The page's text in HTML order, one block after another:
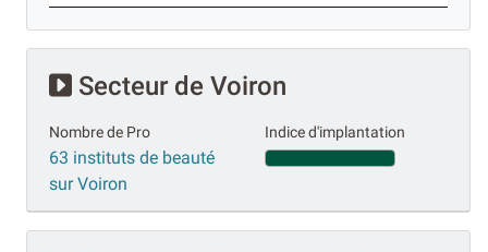
Secteur de Voiron
Nombre de Pro
63 instituts de beauté
sur Voiron
Indice d'implantation